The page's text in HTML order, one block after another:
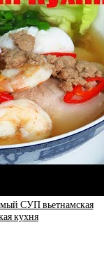
СУП вьетнамская
кухня